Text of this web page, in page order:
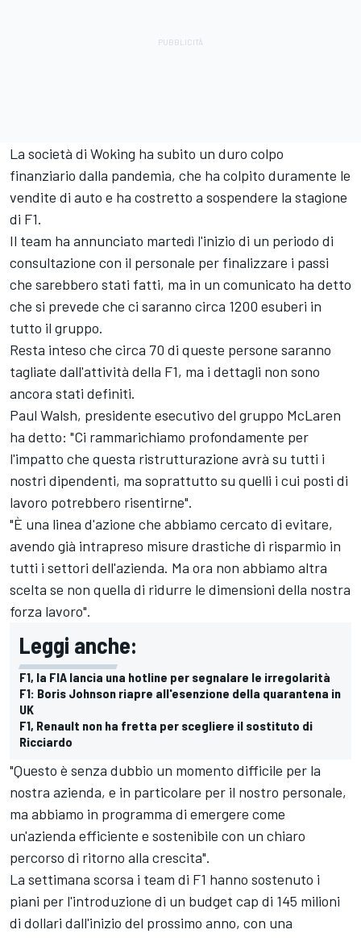
La società di Woking ha subito un duro colpo
finanziario dalla pandemia, che ha colpito duramente le
vendite di auto e ha costretto a sospendere la stagione
di F1.
Il team ha annunciato martedì l'inizio di un periodo di
consultazione con il personale per finalizzare i passi
che sarebbero stati fatti, ma in un comunicato ha detto
che si prevede che ci saranno circa 1200 esuberi in
tutto il gruppo.
Resta inteso che circa 70 di queste persone saranno
tagliate dall'attività della F1, ma i dettagli non sono
ancora stati definiti.
Paul Walsh, presidente esecutivo del gruppo McLaren
ha detto: "Ci rammarichiamo profondamente per
l'impatto che questa ristrutturazione avrà su tutti i
nostri dipendenti, ma soprattutto su quelli i cui posti di
lavoro potrebbero risentirne".
"È una linea d'azione che abbiamo cercato di evitare,
avendo già intrapreso misure drastiche di risparmio in
tutti i settori dell'azienda. Ma ora non abbiamo altra
scelta se non quella di ridurre le dimensioni della nostra
forza lavoro".
Leggi anche:
F1, la FIA lancia una hotline per segnalare le irregolarità
F1: Boris Johnson riapre all'esenzione della quarantena in
UK
F1, Renault non ha fretta per scegliere il sostituto di
Ricciardo
"Questo è senza dubbio un momento difficile per la
nostra azienda, e in particolare per il nostro personale,
ma abbiamo in programma di emergere come
un'azienda efficiente e sostenibile con un chiaro
percorso di ritorno alla crescita".
La settimana scorsa i team di F1 hanno sostenuto i
piani per l'introduzione di un budget cap di 145 milioni
di dollari dall'inizio del prossimo anno, con una